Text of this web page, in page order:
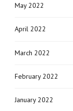
May 2022
April 2022
March 2022
February 2022
January 2022